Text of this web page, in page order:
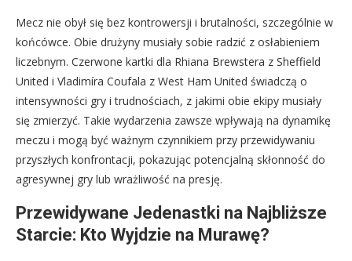
Mecz nie obył się bez kontrowersji i brutalności, szczególnie w
końcówce. Obie drużyny musiały sobie radzić z osłabieniem
liczebnym. Czerwone kartki dla Rhiana Brewstera z Sheffield
United i Vladimíra Coufala z West Ham United świadczą o
intensywności gry i trudnościach, z jakimi obie ekipy musiały
się zmierzyć. Takie wydarzenia zawsze wpływają na dynamikę
meczu i mogą być ważnym czynnikiem przy przewidywaniu
przyszłych konfrontacji, pokazując potencjalną skłonność do
agresywnej gry lub wrażliwość na presję.
Przewidywane Jedenastki na Najbliższe
Starcie: Kto Wyjdzie na Murawę?